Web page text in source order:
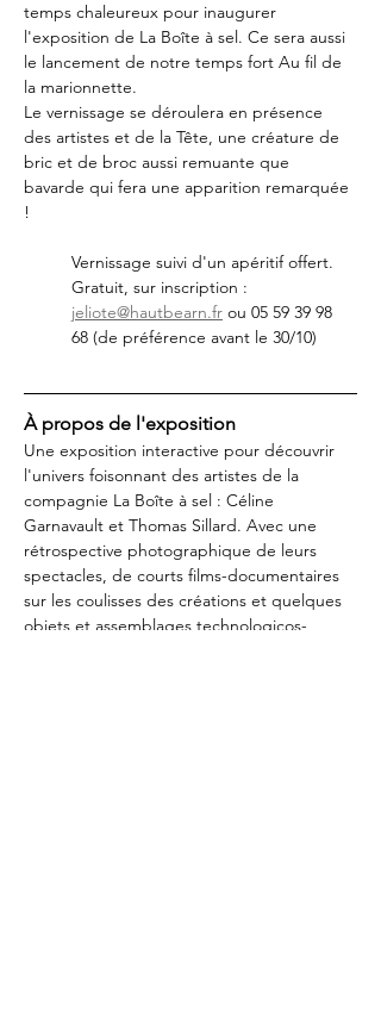
temps chaleureux pour inaugurer
l'exposition de La Boîte à sel. Ce sera aussi
le lancement de notre temps fort Au fil de
la marionnette.
Le vernissage se déroulera en présence
des artistes et de la Tête, une créature de
bric et de broc aussi remuante que
bavarde qui fera une apparition remarquée
!
Vernissage suivi d'un apéritif offert.
Gratuit, sur inscription :
jeliote@hautbearn.fr ou 05 59 39 98
68 (de préférence avant le 30/10)
À propos de l'exposition
Une exposition interactive pour découvrir
l'univers foisonnant des artistes de la
compagnie La Boîte à sel : Céline
Garnavault et Thomas Sillard. Avec une
rétrospective photographique de leurs
spectacles, de courts films-documentaires
sur les coulisses des créations et quelques
objets et assemblages technologicos-